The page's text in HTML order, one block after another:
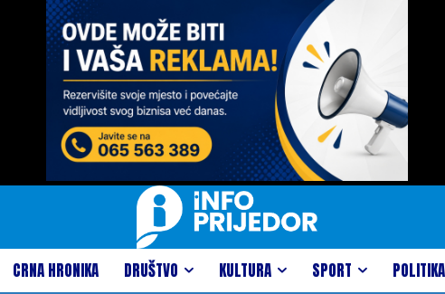
CRNA HRONIKA DRUŠTVO KULTURA SPORT POLITIKA